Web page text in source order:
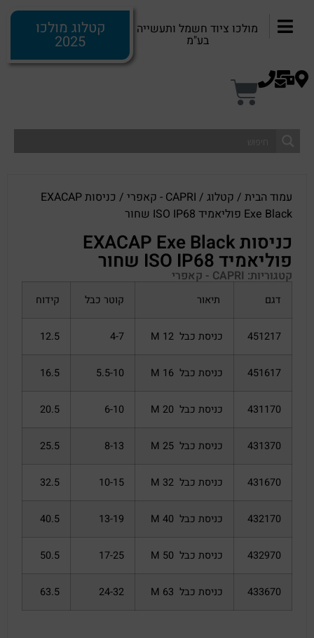
מולכו ציוד חשמל ותעשייה
בע"מ
קטלוג מולכו
2025
עמוד הבית / קטלוג / CAPRI - קאפרי
/ כניסות EXACAP
Exe Black פוליאמיד ISO IP68 שחור
כניסות EXACAP Exe Black
פוליאמיד ISO IP68 שחור
קטגוריות: CAPRI - קאפרי
דגם תיאור קוטר כבל קידוח
451217 כניסת כבל M 12 4-7
12.5
451617 כניסת כבל M 16 5.5-10
16.5
431170 כניסת כבל M 20 6-10
20.5
431370 כניסת כבל M 25 8-13
25.5
431670 כניסת כבל M 32 10-15
32.5
432170 כניסת כבל M 40 13-19
40.5
432970 כניסת כבל M 50 17-25
50.5
433670 כניסת כבל M 63 24-32
63.5